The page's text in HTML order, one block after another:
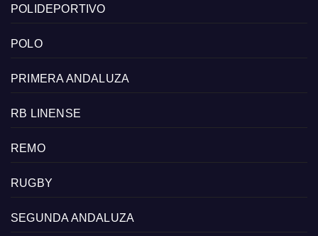
POLIDEPORTIVO
POLO
PRIMERA ANDALUZA
RB LINENSE
REMO
RUGBY
SEGUNDA ANDALUZA